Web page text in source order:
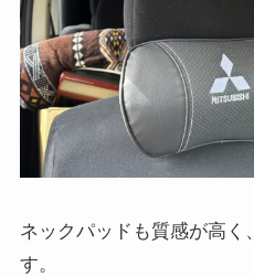
ネックパッドも質感が高く
す。